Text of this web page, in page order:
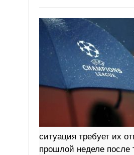
ситуация требует их
прошлой неделе после